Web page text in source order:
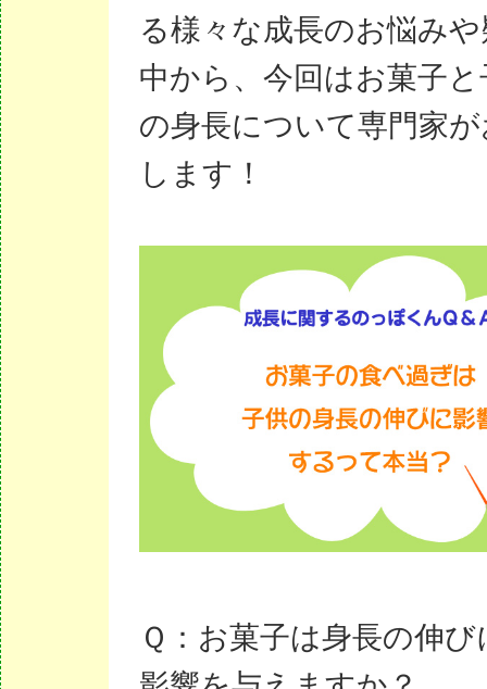
る様々な成長のお悩み
中から、今回はお菓子
の身長について専門家
します！
Ｑ：お菓子は身長の伸び